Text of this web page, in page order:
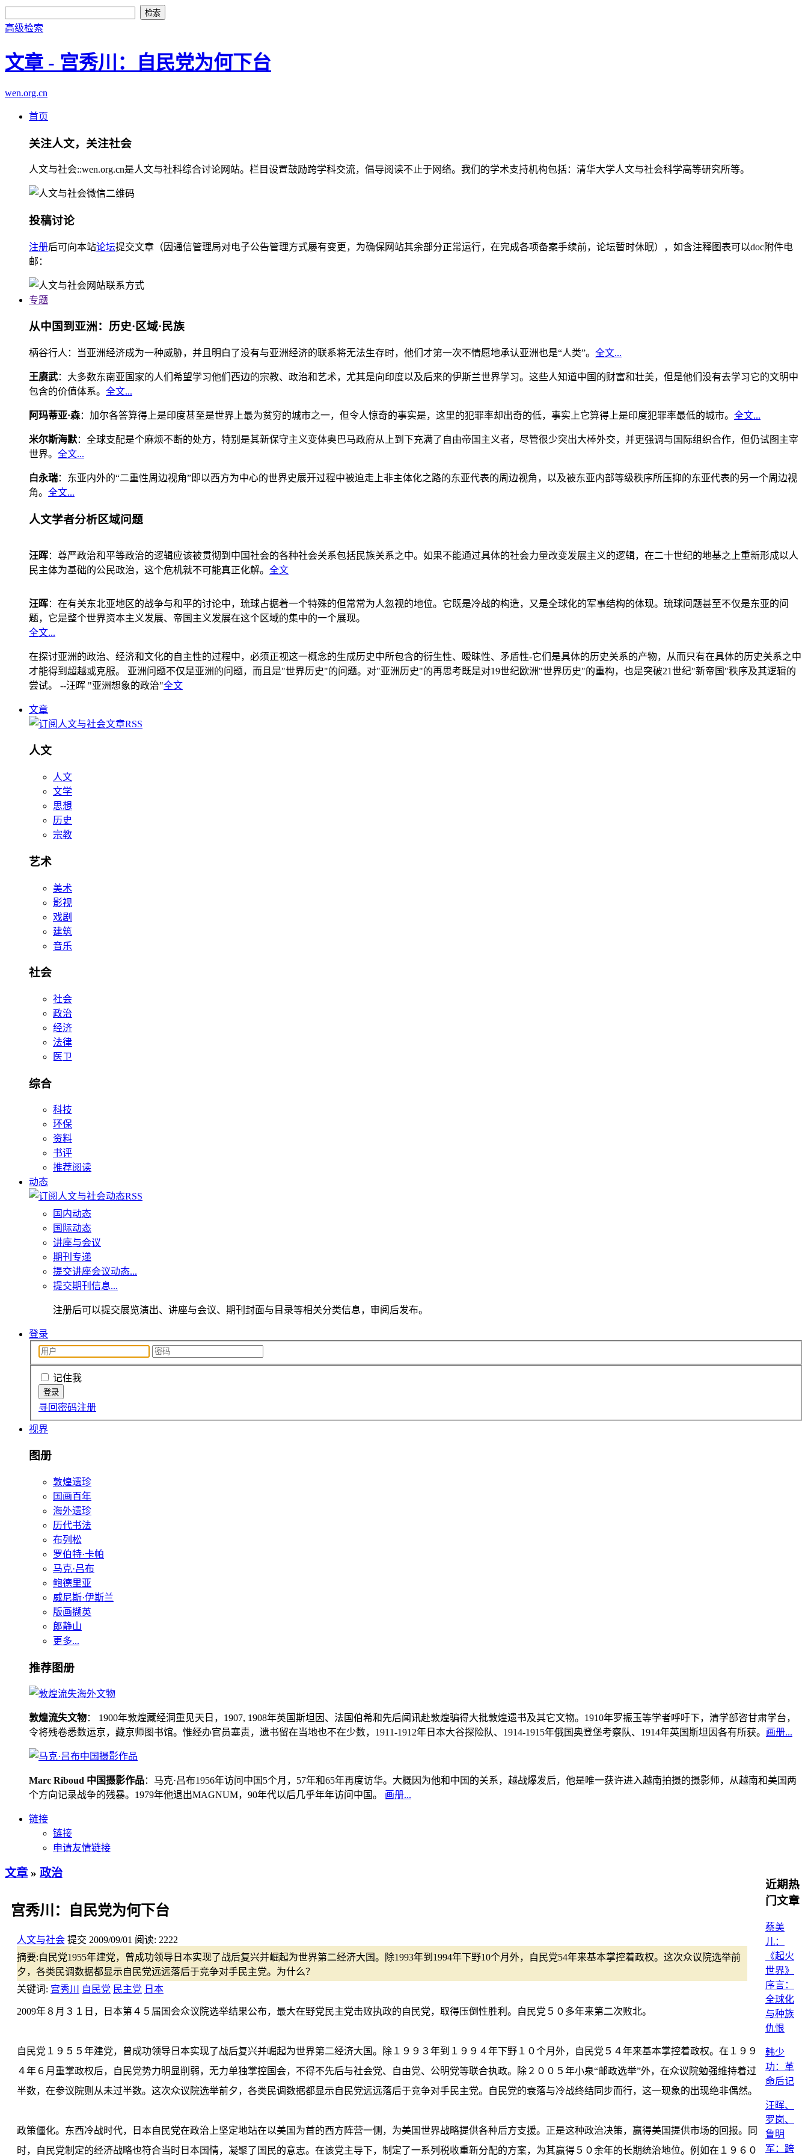
高级检索
文章 - 宫秀川：自民党为何下台
wen.org.cn
首页
关注人文，关注社会
人文与社会::wen.org.cn是人文与社科综合讨论网站。栏目设置鼓励跨学科交流，倡导阅读不止于网络。我们的学术支持机构包括：清华大学人文与社会科学高等研究所等。
投稿讨论
注册后可向本站论坛提交文章（因通信管理局对电子公告管理方式屡有变更，为确保网站其余部分正常运行，在完成各项备案手续前，论坛暂时休眠），如含注释图表可以doc附件电
邮：
专题
从中国到亚洲：历史·区域·民族
柄谷行人：当亚洲经济成为一种威胁，并且明白了没有与亚洲经济的联系将无法生存时，他们才第一次不情愿地承认亚洲也是“人类”。 全文...
王赓武：大多数东南亚国家的人们希望学习他们西边的宗教、政治和艺术，尤其是向印度以及后来的伊斯兰世界学习。这些人知道中国的财富和壮美，但是他们没有去学习它的文明中
包含的价值体系。 全文...
阿玛蒂亚·森：加尔各答算得上是印度甚至是世界上最为贫穷的城市之一，但令人惊奇的事实是，这里的犯罪率却出奇的低，事实上它算得上是印度犯罪率最低的城市。 全文...
米尔斯海默：全球支配是个麻烦不断的处方，特别是其新保守主义变体奥巴马政府从上到下充满了自由帝国主义者，尽管很少突出大棒外交，并更强调与国际组织合作，但仍试图主宰
世界。 全文...
白永瑞：东亚内外的“二重性周边视角”即以西方为中心的世界史展开过程中被迫走上非主体化之路的东亚代表的周边视角，以及被东亚内部等级秩序所压抑的东亚代表的另一个周边视
角。 全文...
人文学者分析区域问题
汪晖：尊严政治和平等政治的逻辑应该被贯彻到中国社会的各种社会关系包括民族关系之中。如果不能通过具体的社会力量改变发展主义的逻辑，在二十世纪的地基之上重新形成以人
民主体为基础的公民政治，这个危机就不可能真正化解。 全文
汪晖：在有关东北亚地区的战争与和平的讨论中，琉球占据着一个特殊的但常常为人忽视的地位。它既是冷战的构造，又是全球化的军事结构的体现。琉球问题甚至不仅是东亚的问
题，它是整个世界资本主义发展、帝国主义发展在这个区域的集中的一个展现。
全文...
在探讨亚洲的政治、经济和文化的自主性的过程中，必须正视这一概念的生成历史中所包含的衍生性、暧昧性、矛盾性-它们是具体的历史关系的产物，从而只有在具体的历史关系之中
才能得到超越或克服。 亚洲问题不仅是亚洲的问题，而且是"世界历史"的问题。对"亚洲历史"的再思考既是对19世纪欧洲"世界历史"的重构，也是突破21世纪"新帝国"秩序及其逻辑的
尝试。 --汪晖 "亚洲想象的政治"全文
文章
人文
人文
文学
思想
历史
宗教
艺术
美术
影视
戏剧
建筑
音乐
社会
社会
政治
经济
法律
医卫
综合
科技
环保
资料
书评
推荐阅读
动态
国内动态
国际动态
讲座与会议
期刊专递
提交讲座会议动态...
提交期刊信息...
注册后可以提交展览演出、讲座与会议、期刊封面与目录等相关分类信息，审阅后发布。
登录
记住我
寻回密码注册
视界
图册
敦煌遗珍
国画百年
海外遗珍
历代书法
布列松
罗伯特·卡帕
马克·吕布
鲍德里亚
威尼斯·伊斯兰
版画撷英
郎静山
更多...
推荐图册
敦煌流失文物： 1900年敦煌藏经洞重见天日，1907, 1908年英国斯坦因、法国伯希和先后闻讯赴敦煌骗得大批敦煌遗书及其它文物。1910年罗振玉等学者呼吁下，清学部咨甘肃学台，
令将残卷悉数运京，藏京师图书馆。惟经办官员塞责，遗书留在当地也不在少数，1911-1912年日本大谷探险队、1914-1915年俄国奥登堡考察队、1914年英国斯坦因各有所获。 画册...
Marc Riboud 中国摄影作品：马克·吕布1956年访问中国5个月，57年和65年再度访华。大概因为他和中国的关系，越战爆发后，他是唯一获许进入越南拍摄的摄影师，从越南和美国两
个方向记录战争的残暴。1979年他退出MAGNUM，90年代以后几乎年年访问中国。 画册...
链接
链接
申请友情链接
文章 » 政治
宫秀川：自民党为何下台
人文与社会 提交 2009/09/01 阅读: 2222
摘要:自民党1955年建党，曾成功领导日本实现了战后复兴并崛起为世界第二经济大国。除1993年到1994年下野10个月外，自民党54年来基本掌控着政权。这次众议院选举前
夕，各类民调数据都显示自民党远远落后于竞争对手民主党。为什么？
关键词: 宫秀川 自民党 民主党 日本
2009年８月３１日，日本第４５届国会众议院选举结果公布，最大在野党民主党击败执政的自民党，取得压倒性胜利。自民党５０多年来第二次败北。
自民党１９５５年建党，曾成功领导日本实现了战后复兴并崛起为世界第二经济大国。除１９９３年到１９９４年下野１０个月外，自民党５４年来基本掌控着政权。在１９９
４年６月重掌政权后，自民党势力明显削弱，无力单独掌控国会，不得不先后与社会党、自由党、公明党等联合执政。除２００５年小泉“邮政选举”外，在众议院勉强维持着过
半数，在参议院则从未过半数。这次众议院选举前夕，各类民调数据都显示自民党远远落后于竞争对手民主党。自民党的衰落与冷战终结同步而行，这一现象的出现绝非偶然。
政策僵化。东西冷战时代，日本自民党在政治上坚定地站在以美国为首的西方阵营一侧，为美国世界战略提供各种后方支援。正是这种政治决策，赢得美国提供市场的回报。同
时，自民党制定的经济战略也符合当时日本国情，凝聚了国民的意志。在该党主导下，制定了一系列税收重新分配的方案，为其赢得５０余年的长期统治地位。例如在１９６０
近期热
门文章
蔡美
儿：
《起火
世界》
序言：
全球化
与种族
仇恨
韩少
功：革
命后记
汪晖、
罗岗、
鲁明
军：跨